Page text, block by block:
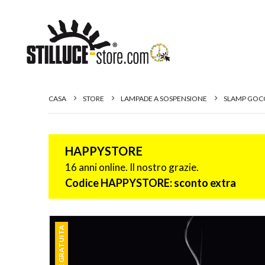
CASA STORE LAMPADE A SOSPENSIONE SLAMP
HAPPYSTORE
16 anni online. Il nostro grazie.
Codice HAPPYSTORE: sconto extra